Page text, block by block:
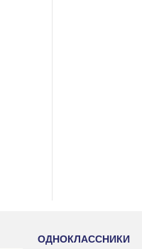
ОДНОКЛАССНИКИ